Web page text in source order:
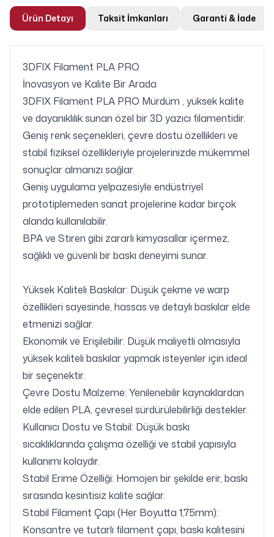
Ürün Detayı Taksit İmkanları Garanti & İade
3DFIX Filament PLA PRO
İnovasyon ve Kalite Bir Arada
3DFIX Filament PLA PRO Mürdüm , yüksek kalite
ve dayanıklılık sunan özel bir 3D yazıcı filamentidir.
Geniş renk seçenekleri, çevre dostu özellikleri ve
stabil fiziksel özellikleriyle projelerinizde mükemmel
sonuçlar almanızı sağlar.
Geniş uygulama yelpazesiyle endüstriyel
prototiplemeden sanat projelerine kadar birçok
alanda kullanılabilir.
BPA ve Stiren gibi zararlı kimyasallar içermez,
sağlıklı ve güvenli bir baskı deneyimi sunar.
Yüksek Kaliteli Baskılar: Düşük çekme ve warp
özellikleri sayesinde, hassas ve detaylı baskılar elde
etmenizi sağlar.
Ekonomik ve Erişilebilir: Düşük maliyetli olmasıyla
yüksek kaliteli baskılar yapmak isteyenler için ideal
bir seçenektir.
Çevre Dostu Malzeme: Yenilenebilir kaynaklardan
elde edilen PLA, çevresel sürdürülebilirliği destekler.
Kullanıcı Dostu ve Stabil: Düşük baskı
sıcaklıklarında çalışma özelliği ve stabil yapısıyla
kullanımı kolaydır.
Stabil Erime Özelliği: Homojen bir şekilde erir, baskı
sırasında kesintisiz kalite sağlar.
Stabil Filament Çapı (Her Boyutta 1,75mm):
Konsantre ve tutarlı filament çapı, baskı kalitesini